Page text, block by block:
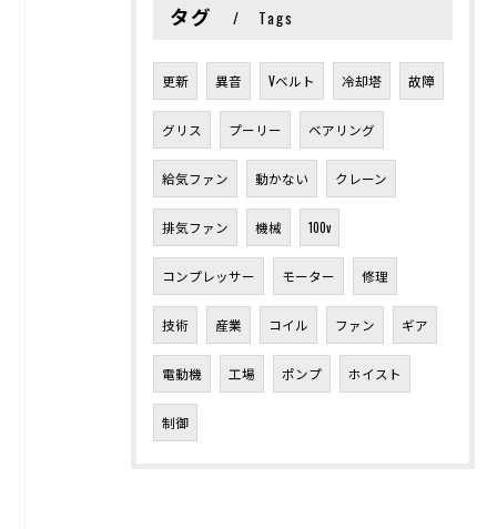
タグ Tags
更新 異音 Vベルト 冷却塔 故障
グリス プーリー ベアリング
給気ファン 動かない クレーン
排気ファン 機械 100v
コンプレッサー モーター 修理
技術 産業 コイル ファン ギア
電動機 工場 ポンプ ホイスト
制御